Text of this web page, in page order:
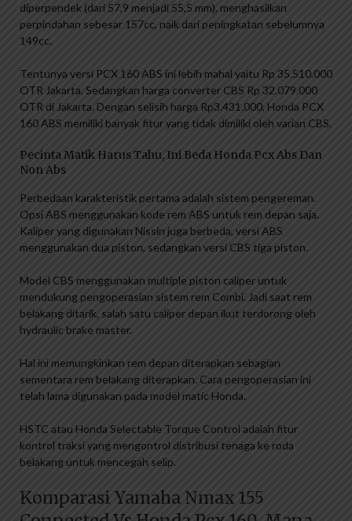
diperpendek (dari 57,9 menjadi 55,5 mm), menghasilkan
perpindahan sebesar 157cc, naik dari peningkatan sebelumnya
149cc.
Tentunya versi PCX 160 ABS ini lebih mahal yaitu Rp 35.510.000
OTR Jakarta. Sedangkan harga converter CBS Rp 32.079.000
OTR di Jakarta. Dengan selisih harga Rp3.431.000, Honda PCX
160 ABS memiliki banyak fitur yang tidak dimiliki oleh varian CBS.
Pecinta Matik Harus Tahu, Ini Beda Honda Pcx Abs Dan
Non Abs
Perbedaan karakteristik pertama adalah sistem pengereman.
Opsi ABS menggunakan kode rem ABS untuk rem depan saja.
Kaliper yang digunakan Nissin juga berbeda, versi ABS
menggunakan dua piston, sedangkan versi CBS tiga piston.
Model CBS menggunakan multiple piston caliper untuk
mendukung pengoperasian sistem rem Combi. Jadi saat rem
belakang ditarik, salah satu caliper depan ikut terdorong oleh
hydraulic brake master.
Hal ini memungkinkan rem depan diterapkan sebagian
sementara rem belakang diterapkan. Cara pengoperasian ini
telah lama digunakan pada model matic Honda.
HSTC atau Honda Selectable Torque Control adalah fitur
kontrol traksi yang mengontrol distribusi tenaga ke roda
belakang untuk mencegah selip.
Komparasi Yamaha Nmax 155